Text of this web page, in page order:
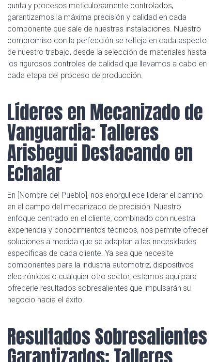
punta y procesos meticulosamente controlados,
garantizamos la máxima precisión y calidad en cada
componente que sale de nuestras instalaciones. Nuestro
compromiso con la perfección se refleja en cada aspecto
de nuestro trabajo, desde la selección de materiales hasta
los rigurosos controles de calidad que llevamos a cabo en
cada etapa del proceso de producción.
Líderes en Mecanizado de
Vanguardia: Talleres
Arisbegui Destacando en
Echalar
En [Nombre del Pueblo], nos enorgullece liderar el camino
en el campo del mecanizado de precisión. Nuestro
enfoque centrado en el cliente, combinado con nuestra
experiencia y conocimientos técnicos, nos permite ofrecer
soluciones a medida que se adaptan a las necesidades
específicas de cada cliente. Ya sea que necesite
componentes para la industria automotriz, dispositivos
electrónicos o cualquier otro sector, estamos aquí para
ofrecerle resultados sobresalientes que impulsarán su
negocio hacia el éxito.
Resultados Sobresalientes